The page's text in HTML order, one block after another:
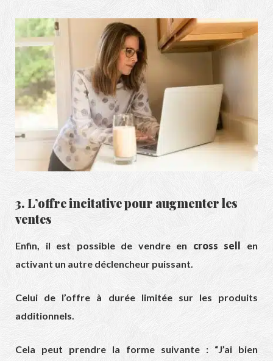
3. L’offre incitative pour augmenter les
ventes
Enfin, il est possible de vendre en cross sell
en
activant un autre déclencheur puissant.
Celui de l’offre à durée limitée sur les produits
additionnels.
Cela peut prendre la forme suivante : “J’ai bien